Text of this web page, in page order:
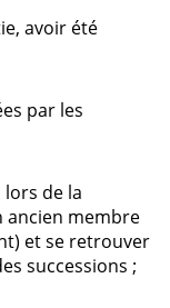
avoir été
par les
de la
ancien membre
et se retrouver
successions ;